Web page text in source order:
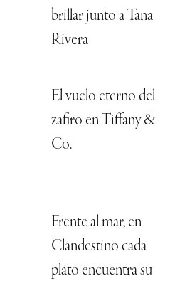
brillar junto a Tana
Rivera
El vuelo eterno del
zafiro en Tiffany &
Co.
Frente al mar, en
Clandestino cada
plato encuentra su